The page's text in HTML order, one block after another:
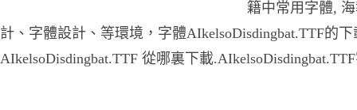
籍中常用字體,
計、字體設計、等環境，字體AIkelsoDisdingbat.TTF的
AIkelsoDisdingbat.TTF 從哪裏下載